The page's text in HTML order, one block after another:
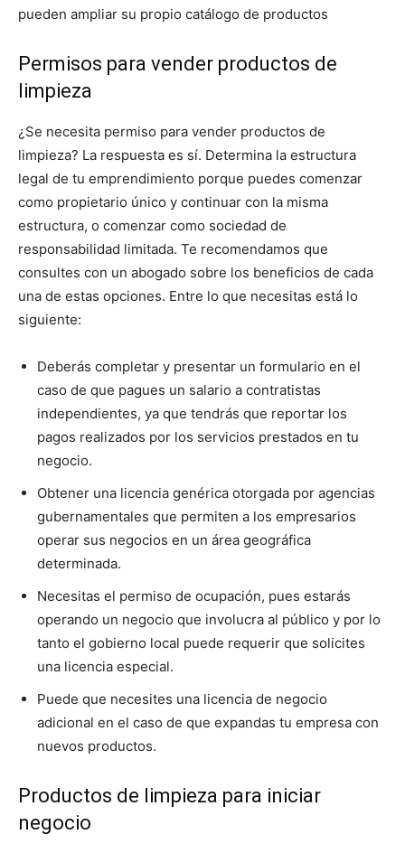
pueden ampliar su propio catálogo de productos
Permisos para vender productos de
limpieza
¿Se necesita permiso para vender productos de
limpieza? La respuesta es sí. Determina la estructura
legal de tu emprendimiento porque puedes comenzar
como propietario único y continuar con la misma
estructura, o comenzar como sociedad de
responsabilidad limitada. Te recomendamos que
consultes con un abogado sobre los beneficios de cada
una de estas opciones. Entre lo que necesitas está lo
siguiente:
Deberás completar y presentar un formulario en el
caso de que pagues un salario a contratistas
independientes, ya que tendrás que reportar los
pagos realizados por los servicios prestados en tu
negocio.
Obtener una licencia genérica otorgada por agencias
gubernamentales que permiten a los empresarios
operar sus negocios en un área geográfica
determinada.
Necesitas el permiso de ocupación, pues estarás
operando un negocio que involucra al público y por lo
tanto el gobierno local puede requerir que solicites
una licencia especial.
Puede que necesites una licencia de negocio
adicional en el caso de que expandas tu empresa con
nuevos productos.
Productos de limpieza para iniciar
negocio